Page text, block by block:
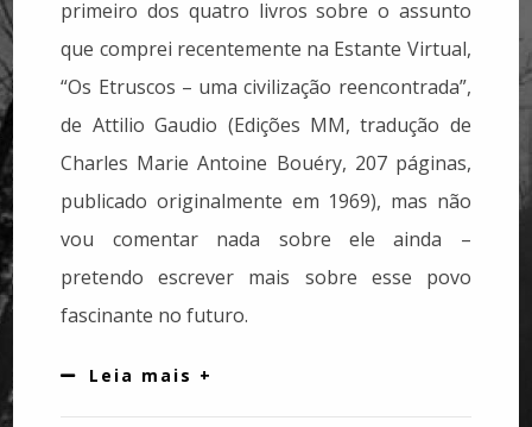
primeiro dos quatro livros sobre o assunto
que comprei recentemente na Estante Virtual,
“Os Etruscos – uma civilização reencontrada”,
de Attilio Gaudio (Edições MM, tradução de
Charles Marie Antoine Bouéry, 207 páginas,
publicado originalmente em 1969), mas não
vou comentar nada sobre ele ainda –
pretendo escrever mais sobre esse povo
fascinante no futuro.
Leia mais +